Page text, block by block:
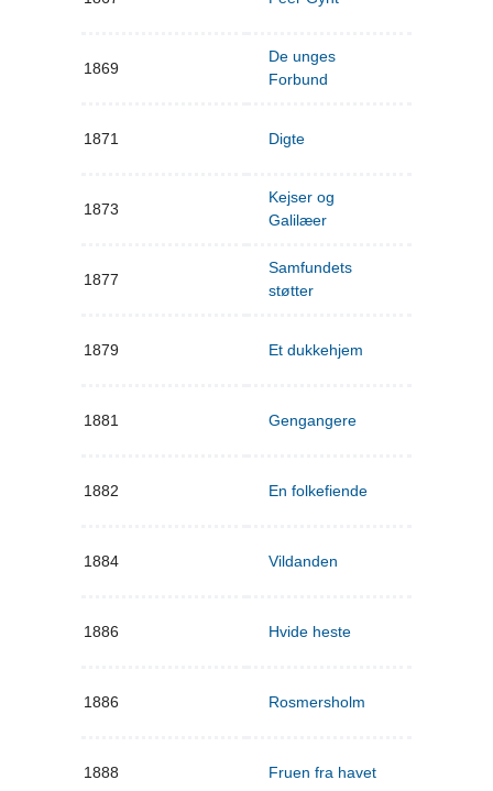
1869
De unges
Forbund
1871 Digte
1873
Kejser og
Galilæer
1877
Samfundets
støtter
1879 Et dukkehjem
1881 Gengangere
1882 En folkefiende
1884 Vildanden
1886 Hvide heste
1886 Rosmersholm
1888 Fruen fra havet